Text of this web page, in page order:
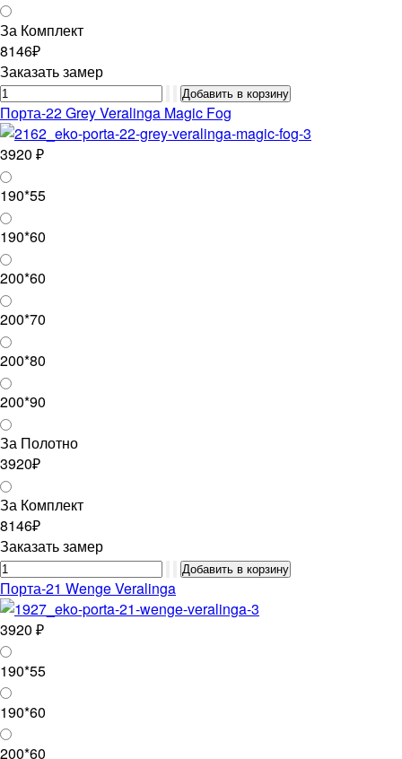
За Комплект
8146₽
Заказать замер
Порта-22 Grey Veralinga Magic Fog
3920 ₽
190*55
190*60
200*60
200*70
200*80
200*90
За Полотно
3920₽
За Комплект
8146₽
Заказать замер
Порта-21 Wenge Veralinga
3920 ₽
190*55
190*60
200*60